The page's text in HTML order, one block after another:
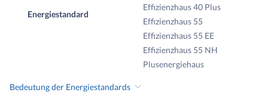
Energiestandard
Effizienzhaus 40 Plus
Effizienzhaus 55
Effizienzhaus 55 EE
Effizienzhaus 55 NH
Plusenergiehaus
Bedeutung der Energiestandards